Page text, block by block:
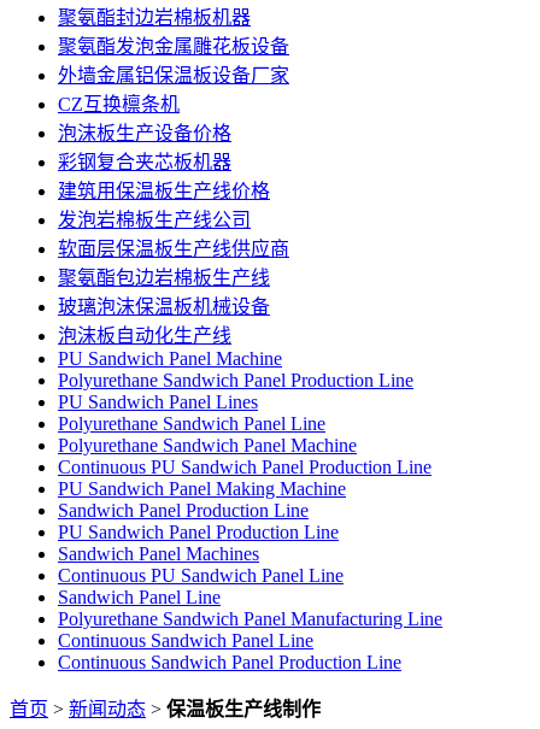
聚氨酯封边岩棉板机器
聚氨酯发泡金属雕花板设备
外墙金属铝保温板设备厂家
CZ互换檩条机
泡沫板生产设备价格
彩钢复合夹芯板机器
建筑用保温板生产线价格
发泡岩棉板生产线公司
软面层保温板生产线供应商
聚氨酯包边岩棉板生产线
玻璃泡沫保温板机械设备
泡沫板自动化生产线
PU Sandwich Panel Machine
Polyurethane Sandwich Panel Production Line
PU Sandwich Panel Lines
Polyurethane Sandwich Panel Line
Polyurethane Sandwich Panel Machine
Continuous PU Sandwich Panel Production Line
PU Sandwich Panel Making Machine
Sandwich Panel Production Line
PU Sandwich Panel Production Line
Sandwich Panel Machines
Continuous PU Sandwich Panel Line
Sandwich Panel Line
Polyurethane Sandwich Panel Manufacturing Line
Continuous Sandwich Panel Line
Continuous Sandwich Panel Production Line
首页 > 新闻动态 > 保温板生产线制作